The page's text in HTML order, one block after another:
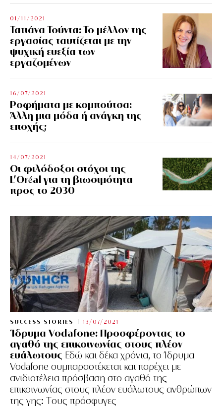
01/11/2021
Τατιάνα Τούντα: Το μέλλον της
εργασίας ταυτίζεται με την
ψυχική ευεξία των
εργαζομένων
16/07/2021
Ροφήματα με κομπούτσα:
Άλλη μια μόδα ή ανάγκη της
εποχής;
14/07/2021
Οι φιλόδοξοι στόχοι της
L’Oréal για τη βιωσιμότητα
προς το 2030
SUCCESS STORIES 13/07/2021
Ίδρυμα Vodafone: Προσφέροντας το
αγαθό της επικοινωνίας στους πλέον
ευάλωτους Εδώ και δέκα χρόνια, το Ίδρυμα
Vodafone συμπαραστέκεται και παρέχει με
ανιδιοτέλεια πρόσβαση στο αγαθό της
επικοινωνίας στους πλέον ευάλωτους ανθρώπων
της γης: Tους πρόσφυγες